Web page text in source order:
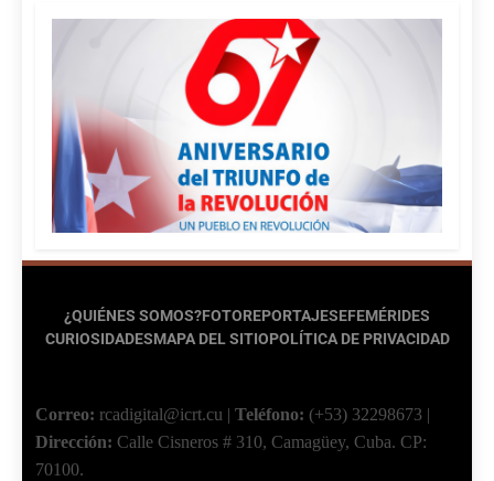
¿QUIÉNES SOMOS?FOTOREPORTAJESEFEMÉRIDES
CURIOSIDADESMAPA DEL SITIOPOLÍTICA DE PRIVACIDAD
Correo: rcadigital@icrt.cu | Teléfono: (+53) 32298673 |
Dirección: Calle Cisneros # 310, Camagüey, Cuba. CP:
70100.